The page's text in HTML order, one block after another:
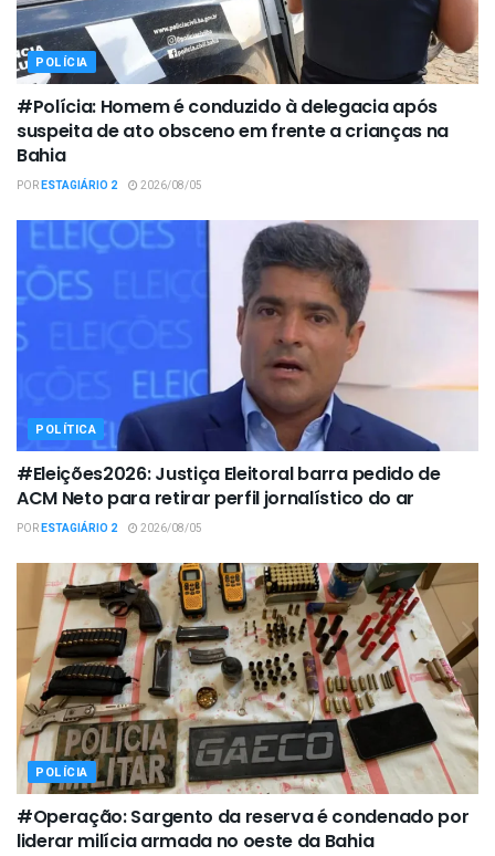
POLÍCIA
#Polícia: Homem é conduzido à delegacia após
suspeita de ato obsceno em frente a crianças na
Bahia
PORESTAGIÁRIO 2 2026/08/05
POLÍTICA
#Eleições2026: Justiça Eleitoral barra pedido de
ACM Neto para retirar perfil jornalístico do ar
PORESTAGIÁRIO 2 2026/08/05
POLÍCIA
#Operação: Sargento da reserva é condenado por
liderar milícia armada no oeste da Bahia